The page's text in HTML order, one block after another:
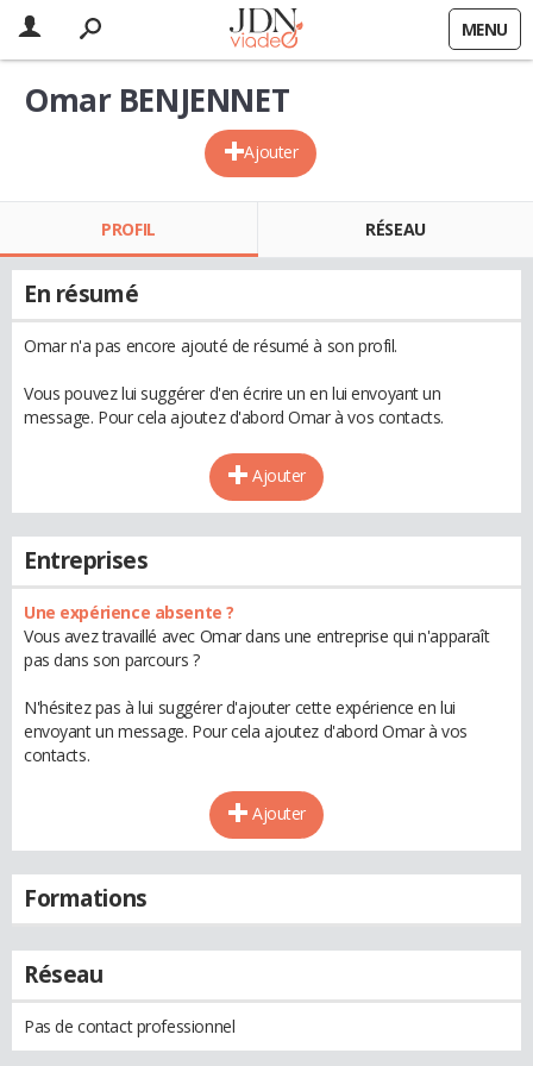
MENU
Ajouter
Omar BENJENNET
PROFIL RÉSEAU
En résumé
Omar n'a pas encore ajouté de résumé à son profil.
Vous pouvez lui suggérer d'en écrire un en lui envoyant un
message. Pour cela ajoutez d'abord Omar à vos contacts.
Ajouter
Entreprises
Une expérience absente ?
Vous avez travaillé avec Omar dans une entreprise qui n'apparaît
pas dans son parcours ?
N'hésitez pas à lui suggérer d'ajouter cette expérience en lui
envoyant un message. Pour cela ajoutez d'abord Omar à vos
contacts.
Ajouter
Formations
Réseau
Pas de contact professionnel